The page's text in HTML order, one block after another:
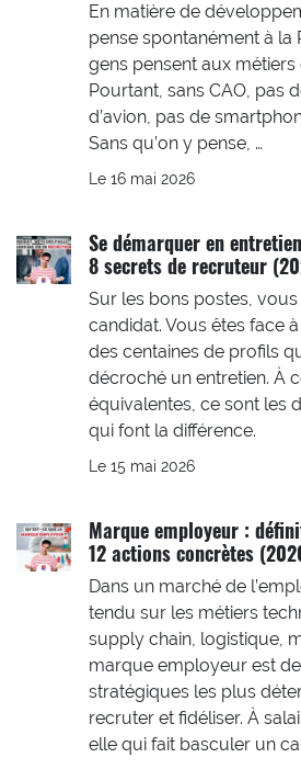
En matière de
pense spontanément à la
gens pensent aux métiers
Pourtant, sans CAO, pas
d’avion, pas de
Sans qu’on y pense, …
Le 16 mai 2026
Se démarquer en
8 secrets de recruteur
Sur les bons postes,
candidat. Vous êtes face
des centaines de profils
décroché un entretien. À
équivalentes, ce sont les
qui font la différence.
Le 15 mai 2026
Marque employeur :
12 actions concrètes
Dans un marché de
tendu sur les métiers
supply chain, logistique,
marque employeur est
stratégiques les plus
recruter et fidéliser. À
elle qui fait basculer un